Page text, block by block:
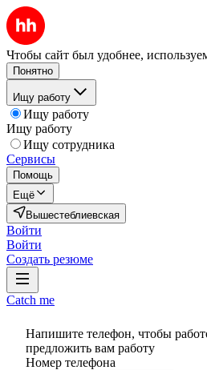
Чтобы сайт был удобнее,
Понятно
Ищу работу
Ищу работу
Ищу работу
Ищу сотрудника
Сервисы
Помощь
Ещё
Вышестеблиевская
Войти
Войти
Создать резюме
Catch me
Напишите телефон, чтобы
предложить вам работу
Номер телефона